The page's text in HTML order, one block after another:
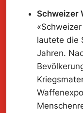
Schweizer
lautete die
Jahren.